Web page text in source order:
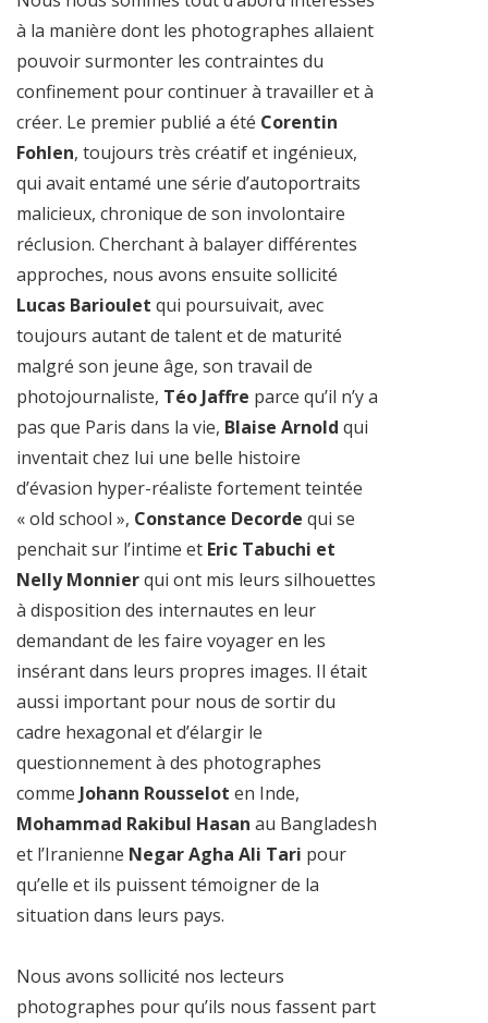
à la manière dont les photographes allaient
pouvoir surmonter les contraintes du
confinement pour continuer à travailler et à
créer. Le premier publié a été Corentin
Fohlen, toujours très créatif et ingénieux,
qui avait entamé une série d’autoportraits
malicieux, chronique de son involontaire
réclusion. Cherchant à balayer différentes
approches, nous avons ensuite sollicité
Lucas Barioulet qui poursuivait, avec
toujours autant de talent et de maturité
malgré son jeune âge, son travail de
photojournaliste, Téo Jaffre parce qu’il n’y a
pas que Paris dans la vie, Blaise Arnold qui
inventait chez lui une belle histoire
d’évasion hyper-réaliste fortement teintée
« old school », Constance Decorde qui se
penchait sur l’intime et Eric Tabuchi et
Nelly Monnierqui ont mis leurs silhouettes
à disposition des internautes en leur
demandant de les faire voyager en les
insérant dans leurs propres images. Il était
aussi important pour nous de sortir du
cadre hexagonal et d’élargir le
questionnement à des photographes
comme Johann Rousselot en Inde,
Mohammad Rakibul Hasan au Bangladesh
et l’Iranienne Negar Agha Ali Tari pour
qu’elle et ils puissent témoigner de la
situation dans leurs pays.
Nous avons sollicité nos lecteurs
photographes pour qu’ils nous fassent part